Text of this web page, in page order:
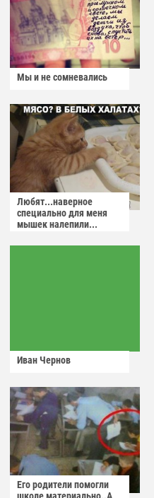
Мы и не сомневались
Любят...наверное
специально для меня
мышек налепили...
Иван Чернов
Его родители помогли